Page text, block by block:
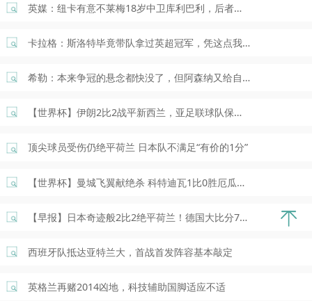
英媒：纽卡有意不莱梅18岁中卫库利巴利，后者被标价4000万欧
卡拉格：斯洛特毕竟带队拿过英超冠军，凭这点我会一直认可他
希勒：本来争冠的悬念都快没了，但阿森纳又给自己施加了压力
【世界杯】伊朗2比2战平新西兰，亚足联球队保持不败
顶尖球员受伤仍绝平荷兰 日本队不满足“有价的1分”
【世界杯】曼城飞翼献绝杀 科特迪瓦1比0胜厄瓜多尔
【早报】日本奇迹般2比2绝平荷兰！德国大比分7比1大胜库拉索！
西班牙队抵达亚特兰大，首战首发阵容基本敲定
英格兰再赌2014凶地，科技辅助国脚适应不适